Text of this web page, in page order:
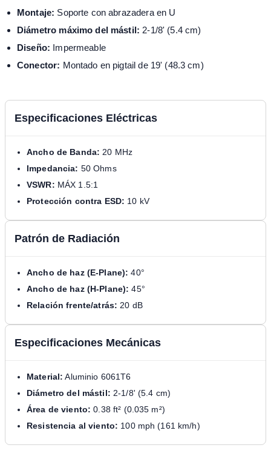
Montaje: Soporte con abrazadera en U
Diámetro máximo del mástil: 2-1/8' (5.4 cm)
Diseño: Impermeable
Conector: Montado en pigtail de 19' (48.3 cm)
Especificaciones Eléctricas
Ancho de Banda: 20 MHz
Impedancia: 50 Ohms
VSWR: MÁX 1.5:1
Protección contra ESD: 10 kV
Patrón de Radiación
Ancho de haz (E-Plane): 40°
Ancho de haz (H-Plane): 45°
Relación frente/atrás: 20 dB
Especificaciones Mecánicas
Material: Aluminio 6061T6
Diámetro del mástil: 2-1/8' (5.4 cm)
Área de viento: 0.38 ft² (0.035 m²)
Resistencia al viento: 100 mph (161 km/h)